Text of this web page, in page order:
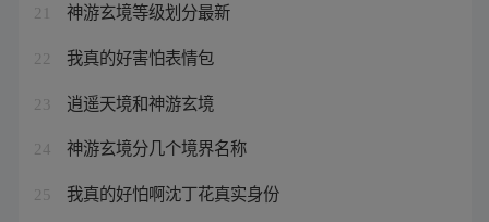
21 神游玄境等级划分最新
22 我真的好害怕表情包
23 逍遥天境和神游玄境
24 神游玄境分几个境界名称
25 我真的好怕啊沈丁花真实身份